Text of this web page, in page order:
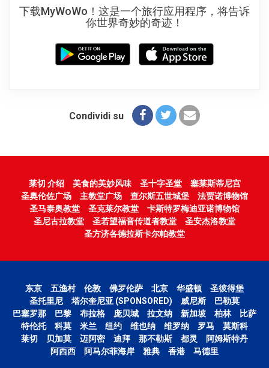
下载MyWoWo！这是一个旅行应用程序，将告诉
你世界奇妙的奇迹！
Condividi su
莱切 介绍 美食的美妙风味 圣十字圣堂
塞莱斯蒂尼宫
圣奥伦佐广场
主教堂广场 查尔斯五世城堡
法贾诺博物馆
圣马泰奥教堂
圣克莱尔教堂
卡斯特罗梅迪亚诺博物馆
圣尼古拉教堂
圣若望福音传道者教堂
圣安杰洛教堂
圣方济各德拉斯卡尔帕教堂
东京 五渔村 伦敦 佛罗伦萨 北京 华盛顿
圣彼得堡
圣托里尼
塔尔奎尼亚 (SPONSORED) 威尼斯
巴勒莫
巴塞罗那
巴黎 布拉格 庞贝城 拉文纳 新加坡 柏林
比萨
特伦托
科莫 米兰 纽约 维也纳 维罗纳 罗马
莫斯科
莱切
贝加莫 迈阿密 迪拜 那不勒斯 都灵
阿姆斯特丹
阿西西
阿马尔菲海岸 雅典 香港 马德里